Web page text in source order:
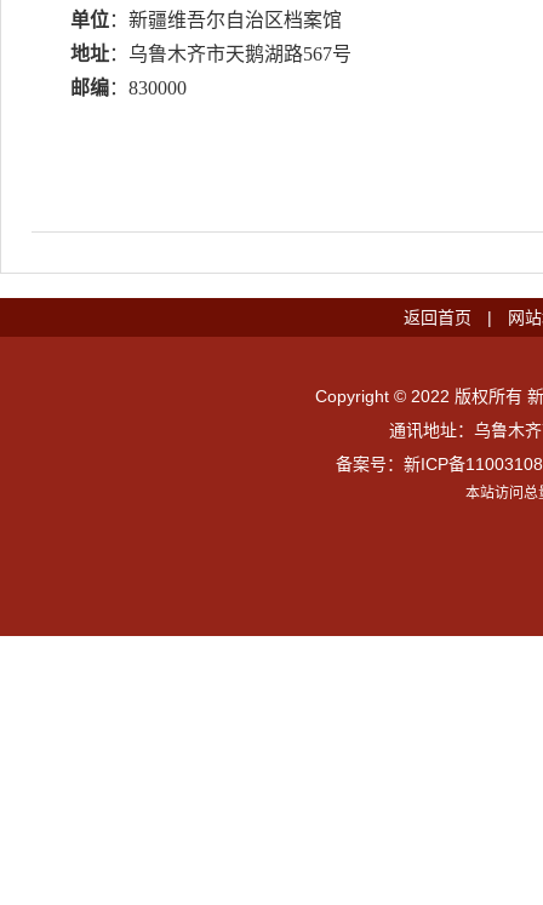
单位：新疆维吾尔自治区档案馆
地址：乌鲁木齐市天鹅湖路567号
邮编：830000
返回首页 | 网
Copyright © 2022 版权所有
通讯地址：乌鲁木
备案号： 新ICP备
本站访问